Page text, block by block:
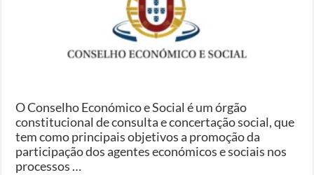
O Conselho Económico e Social é um órgão
constitucional de consulta e concertação social, que
tem como principais objetivos a promoção da
participação dos agentes económicos e sociais nos
processos …